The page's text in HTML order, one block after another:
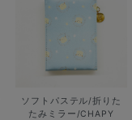
ソフトパステル/折りた
たみミラー/CHAPY